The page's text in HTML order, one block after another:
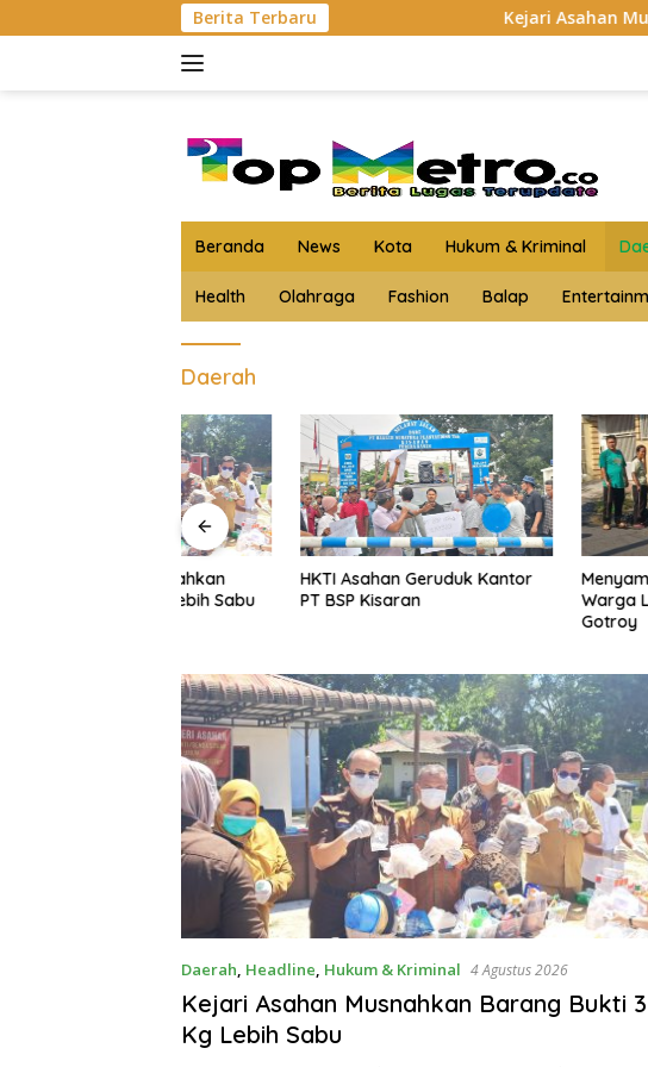
ke
Berita Terbaru Kejari Asahan Musnahkan Barang
Beranda News Kota Hukum & Kriminal
Health Olahraga Fashion Balap
Daerah
HKTI Asahan Geruduk Kantor
PT BSP Kisaran
Menyambut HUT ke-81
Warga Lingkungan 3
Daerah, Headline, Hukum & Kriminal 4 Agustus 2026
Kejari Asahan Musnahkan Barang Bukti 3
Kg Lebih Sabu